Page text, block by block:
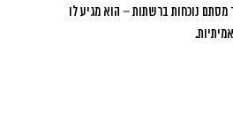
מסתם נוכחות ברשתות – הוא מגיע לו